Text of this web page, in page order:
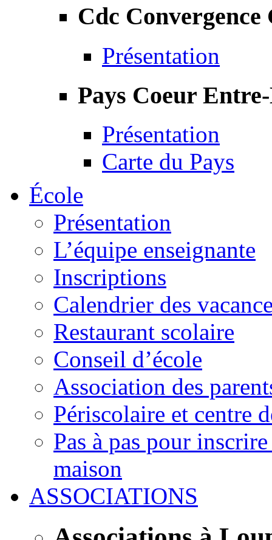
Cdc Convergence
Présentation
Pays Coeur
Présentation
Carte du Pays
École
Présentation
L’équipe enseignante
Inscriptions
Calendrier des
Restaurant scolaire
Conseil d’école
Association des
Périscolaire et centre
Pas à pas pour
maison
ASSOCIATIONS